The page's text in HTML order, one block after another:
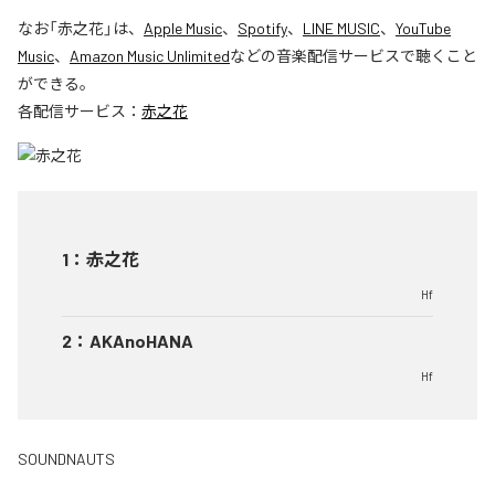
なお「赤之花」は、 Apple Music、 Spotify、 LINE MUSIC、 YouTube
Music、 Amazon Music Unlimitedなどの音楽配信サービスで聴くこと
ができる。
各配信サービス： 赤之花
1 ： 赤之花
Hf
2 ： AKAnoHANA
Hf
SOUNDNAUTS